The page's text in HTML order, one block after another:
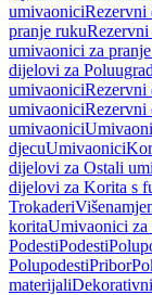
umivaoniciRezervni
pranje ruku
umivaonici za
dijelovi za
umivaoniciRezervni
umivaoniciRezervni
umivaonici
djecuUmivaonici
dijelovi za Ostali
dijelovi za Korita s
Trokaderi
koritaUmivaonici za
PodestiPodesti
PolupodestiPribor
materijali